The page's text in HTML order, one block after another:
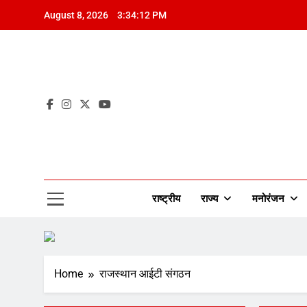
August 8, 2026 3:34:13 PM
राष्ट्रीय राज्य मनोरंजन
Home राजस्थान आईटी संगठन